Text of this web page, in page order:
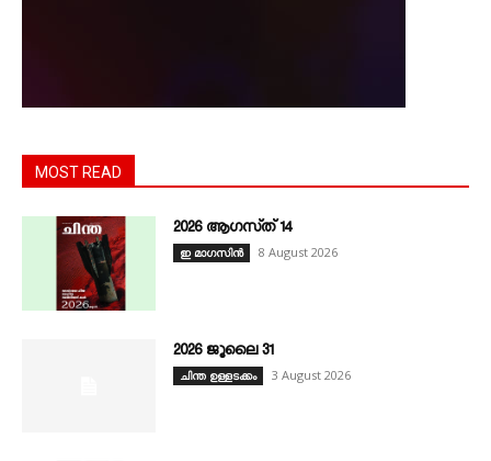
MOST READ
2026 ആഗസ്‌ത്‌ 14
ഇ മാഗസിൻ 8 August 2026
2026 ജൂലൈ 31
ചിന്ത ഉള്ളടക്കം 3 August 2026